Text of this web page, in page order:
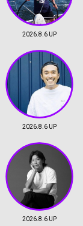
2026.8.6 UP
2026.8.6 UP
2026.8.6 UP